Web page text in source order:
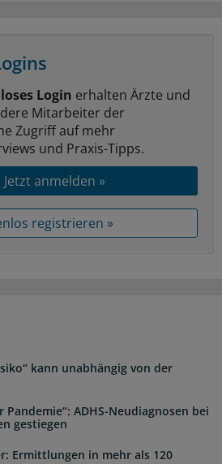
Login erhalten Ärzte und
Mitarbeiter der
Zugriff auf mehr
und Praxis-Tipps.
Jetzt anmelden »
registrieren »
kann unabhängig von der
Pandemie“: ADHS-Neudiagnosen bei
gestiegen
Ermittlungen in mehr als 120